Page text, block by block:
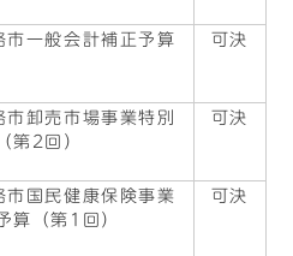
市一般会計補正予算
可決
卸売市場事業特別
第2回）
可決
市国民健康保険事業
算（第1回）
可決